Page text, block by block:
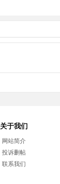
关于我们
网站简介
投诉删帖
联系我们